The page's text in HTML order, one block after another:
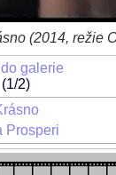
(2014, režie
galerie
(1/2)
Prosperi